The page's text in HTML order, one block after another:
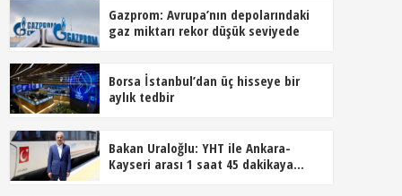
Gazprom: Avrupa’nın depolarındaki
gaz miktarı rekor düşük seviyede
Borsa İstanbul’dan üç hisseye bir
aylık tedbir
Bakan Uraloğlu: YHT ile Ankara-
Kayseri arası 1 saat 45 dakikaya